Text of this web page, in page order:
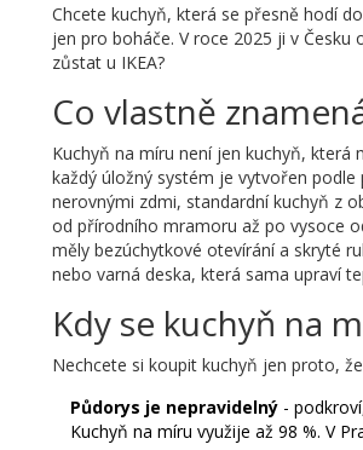
Chcete kuchyň, která se přesně hodí
jen pro boháče. V roce 2025 ji v
zůstat u IKEA?
Co vlastně
Kuchyň na míru není jen kuchyň, která
každý úložný systém je vytvořen
nerovnými zdmi, standardní kuchyň z
od přírodního mramoru až po vysoce
měly bezúchytkové otevírání a skryté
nebo varná deska, která sama upraví
Kdy se kuchyň na
Nechcete si koupit kuchyň jen proto,
Půdorys je nepravidelný -
Kuchyň na míru využije až 98 %. V